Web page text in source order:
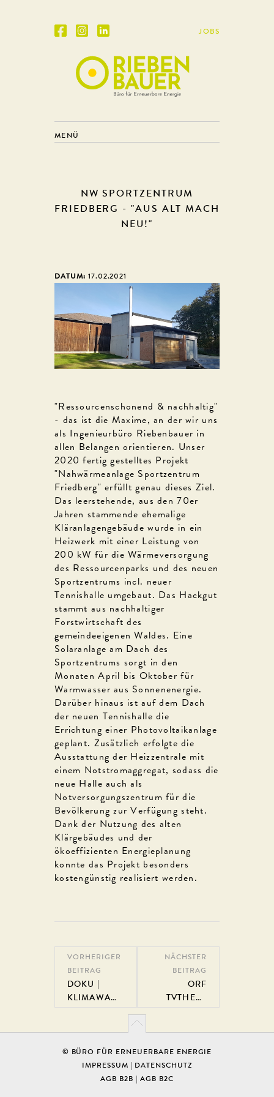
JOBS
MENÜ
NW SPORTZENTRUM
FRIEDBERG - "AUS ALT MACH
NEU!"
DATUM: 17.02.2021
"Ressourcenschonend & nachhaltig"
- das ist die Maxime, an der wir uns
als Ingenieurbüro Riebenbauer in
allen Belangen orientieren. Unser
2020 fertig gestelltes Projekt
"Nahwärmeanlage Sportzentrum
Friedberg" erfüllt genau dieses Ziel.
Das leerstehende, aus den 70er
Jahren stammende ehemalige
Kläranlagengebäude wurde in ein
Heizwerk mit einer Leistung von
200 kW für die Wärmeversorgung
des Ressourcenparks und des neuen
Sportzentrums incl. neuer
Tennishalle umgebaut. Das Hackgut
stammt aus nachhaltiger
Forstwirtschaft des
gemeindeeigenen Waldes. Eine
Solaranlage am Dach des
Sportzentrums sorgt in den
Monaten April bis Oktober für
Warmwasser aus Sonnenenergie.
Darüber hinaus ist auf dem Dach
der neuen Tennishalle die
Errichtung einer Photovoltaikanlage
geplant. Zusätzlich erfolgte die
Ausstattung der Heizzentrale mit
einem Notstromaggregat, sodass die
neue Halle auch als
Notversorgungszentrum für die
Bevölkerung zur Verfügung steht.
Dank der Nutzung des alten
Klärgebäudes und der
ökoeffizienten Energieplanung
konnte das Projekt besonders
kostengünstig realisiert werden.
VORHERIGER
BEITRAG
DOKU |
KLIMAWAN
AFT?
NÄCHSTER
BEITRAG
ORF
TVTHEK |
STROMREBE
LLEN
© BÜRO FÜR ERNEUERBARE ENERGIE
IMPRESSUM | DATENSCHUTZ
AGB B2B | AGB B2C